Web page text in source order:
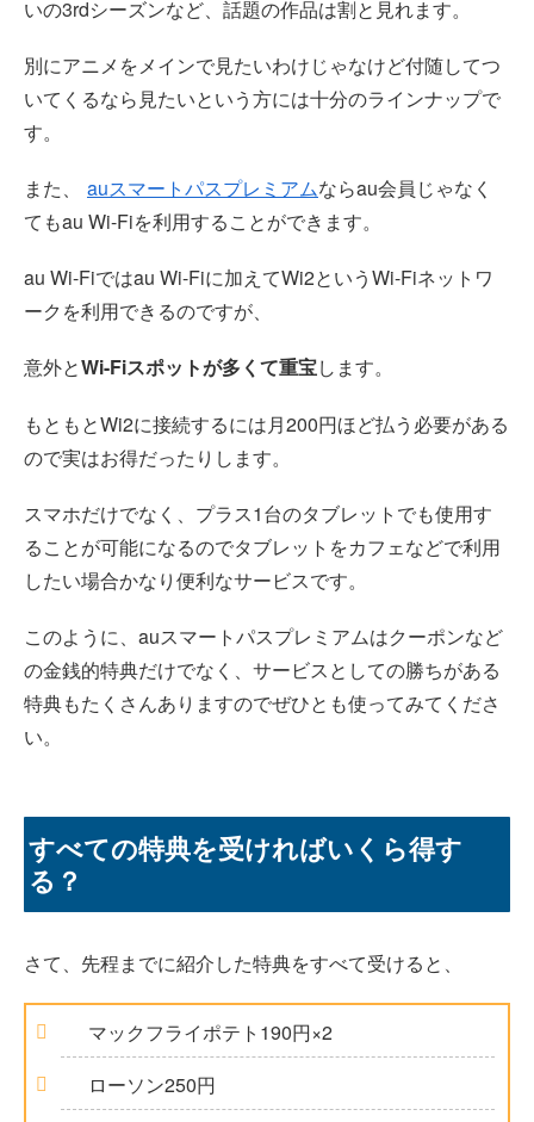
いの3rdシーズンなど、話題の作品は割と見れます。
別にアニメをメインで見たいわけじゃなけど付随してつ
いてくるなら見たいという方には十分のラインナップで
す。
また、 auスマートパスプレミアムならau会員じゃなく
てもau Wi-Fiを利用することができます。
au Wi-Fiではau Wi-Fiに加えてWi2というWi-Fiネットワ
ークを利用できるのですが、
意外とWi-Fiスポットが多くて重宝します。
もともとWi2に接続するには月200円ほど払う必要がある
ので実はお得だったりします。
スマホだけでなく、プラス1台のタブレットでも使用す
ることが可能になるのでタブレットをカフェなどで利用
したい場合かなり便利なサービスです。
このように、auスマートパスプレミアムはクーポンなど
の金銭的特典だけでなく、サービスとしての勝ちがある
特典もたくさんありますのでぜひとも使ってみてくださ
い。
すべての特典を受ければいくら得す
る？
さて、先程までに紹介した特典をすべて受けると、
マックフライポテト190円×2
ローソン250円